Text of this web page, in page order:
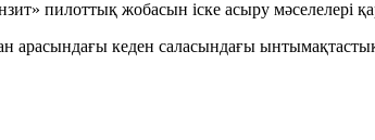
пилоттық жобасын іске асыру мәселелері
арасындағы кеден саласындағы